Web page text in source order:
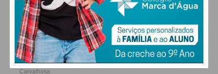
FARMACIAS DE SERVIÇO EM PAÇOS DE
FERREIRA